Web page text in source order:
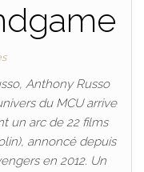
Anthony Russo
du MCU arrive
un arc de 22 films
annoncé depuis
en 2012. Un